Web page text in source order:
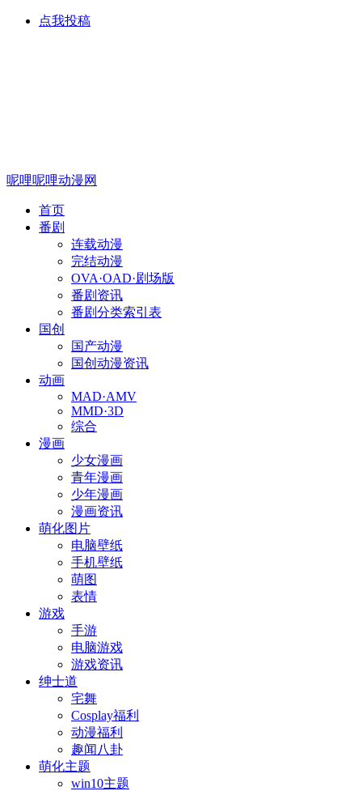
点我投稿
呢哩呢哩动漫网
首页
番剧
连载动漫
完结动漫
OVA·OAD·剧场版
番剧资讯
番剧分类索引表
国创
国产动漫
国创动漫资讯
动画
MAD·AMV
MMD·3D
综合
漫画
少女漫画
青年漫画
少年漫画
漫画资讯
萌化图片
电脑壁纸
手机壁纸
萌图
表情
游戏
手游
电脑游戏
游戏资讯
绅士道
宅舞
Cosplay福利
动漫福利
趣闻八卦
萌化主题
win10主题